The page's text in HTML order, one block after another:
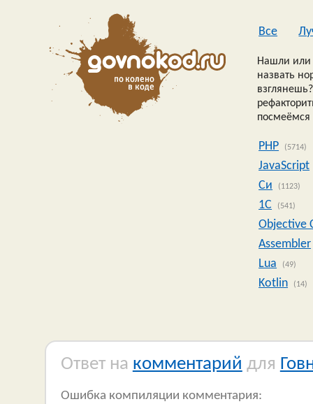
Все
Нашли или
назвать
посмеёмся
PHP (5714)
JavaScript
Си
(1123)
1C (541)
Objective
Assembler
Lua
(49)
Kotlin (14)
Ответ на комментарий для
Ошибка компиляции комментария: